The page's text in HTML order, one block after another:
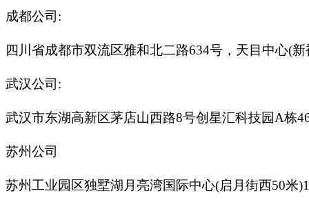
成都公司:
四川省成都市双流区雅和北二路634号，天目中心(
武汉公司:
武汉市东湖高新区茅店山西路8号创星汇科技园A栋
苏州公司
苏州工业园区独墅湖月亮湾国际中心(启月街西50米